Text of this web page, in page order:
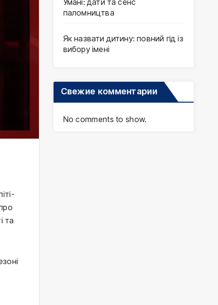
та
Умані: дати та сенс
паломництва
Як назвати дитину: повний гід із
вибору імені
Свежие комментарии
No comments to show.